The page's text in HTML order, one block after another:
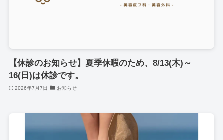
【休診のお知らせ】夏季休暇のため、8/13(木)～
16(日)は休診です。
2026年7月7日 お知らせ